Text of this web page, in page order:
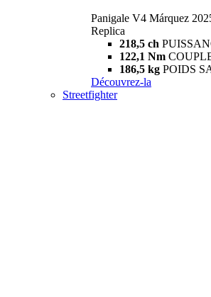
Panigale V4 Márquez
Replica
218,5 ch
122,1 Nm
186,5 kg POIDS
Découvrez-la
Streetfighter